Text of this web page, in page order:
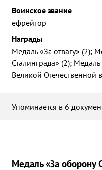
Воинское звание
ефрейтор
Награды
Медаль «За отвагу» (2);
Сталинграда» (2);
Великой Отечественной
Упоминается в 6
Медаль «За оборону